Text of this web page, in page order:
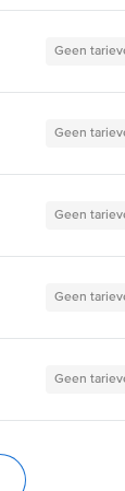
Geen
Geen
Geen
Geen
Geen